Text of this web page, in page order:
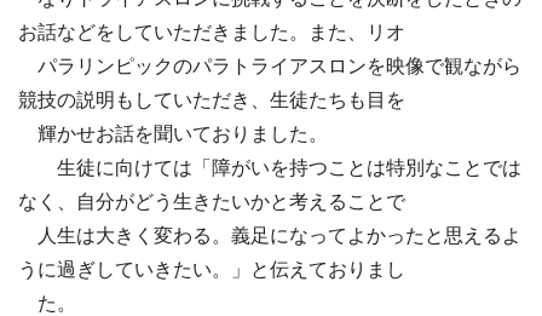
お話などをしていただきました。また、リオ
パラリンピックのパラトライアスロンを映像で観ながら
競技の説明もしていただき、生徒たちも目を
輝かせお話を聞いておりました。
生徒に向けては「障がいを持つことは特別なことでは
なく、自分がどう生きたいかと考えることで
人生は大きく変わる。義足になってよかったと思えるよ
うに過ぎしていきたい。」と伝えておりまし
た。